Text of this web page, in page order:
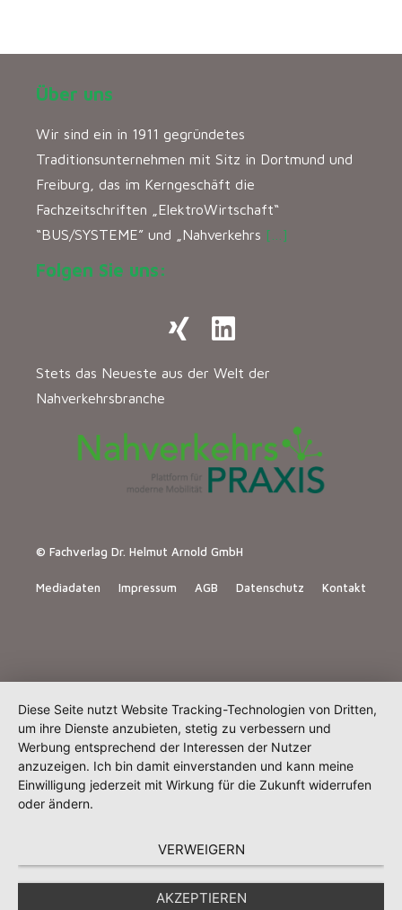
Über uns
Wir sind ein in 1911 gegründetes
Traditionsunternehmen mit Sitz in Dortmund und
Freiburg, das im Kerngeschäft die
Fachzeitschriften „ElektroWirtschaft“
“BUS/SYSTEME” und „Nahverkehrs […]
Folgen Sie uns:
Stets das Neueste aus der Welt der
Nahverkehrsbranche
© Fachverlag Dr. Helmut Arnold GmbH
Mediadaten Impressum AGB Datenschutz Kontakt
Diese Seite nutzt Website Tracking-Technologien von Dritten,
um ihre Dienste anzubieten, stetig zu verbessern und
Werbung entsprechend der Interessen der Nutzer
anzuzeigen. Ich bin damit einverstanden und kann meine
Einwilligung jederzeit mit Wirkung für die Zukunft widerrufen
oder ändern.
VERWEIGERN
AKZEPTIEREN